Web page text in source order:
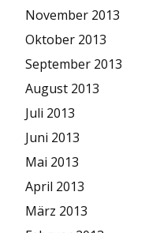
November 2013
Oktober 2013
September 2013
August 2013
Juli 2013
Juni 2013
Mai 2013
April 2013
März 2013